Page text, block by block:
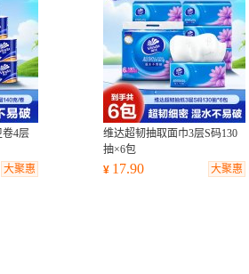
卷4层
大聚惠
维达超韧抽取面巾3层S码130
抽×6包
¥ 17.90 大聚惠